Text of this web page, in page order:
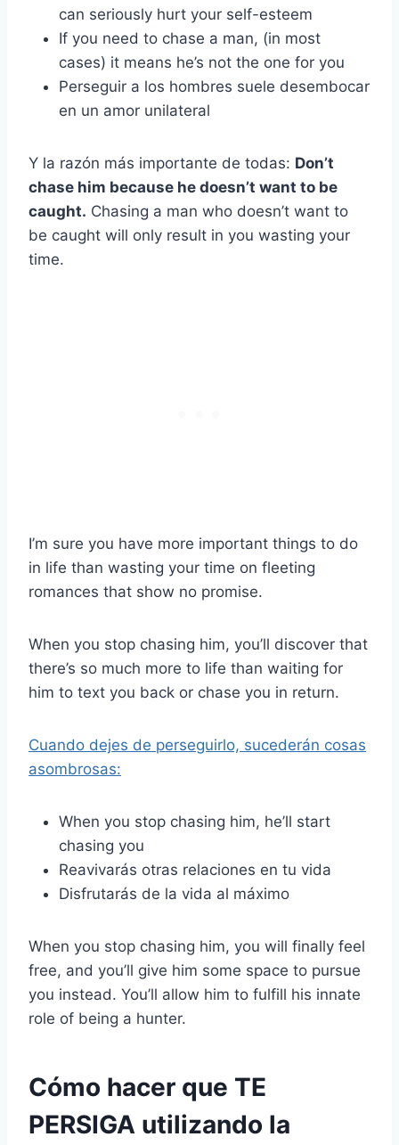
can seriously hurt your self-esteem
If you need to chase a man, (in most
cases) it means he’s not the one for you
Perseguir a los hombres suele desembocar
en un amor unilateral
Y la razón más importante de todas: Don’t
chase him because he doesn’t want to be
caught. Chasing a man who doesn’t want to
be caught will only result in you wasting your
time.
I’m sure you have more important things to do
in life than wasting your time on fleeting
romances that show no promise.
When you stop chasing him, you’ll discover that
there’s so much more to life than waiting for
him to text you back or chase you in return.
Cuando dejes de perseguirlo, sucederán cosas
asombrosas:
When you stop chasing him, he’ll start
chasing you
Reavivarás otras relaciones en tu vida
Disfrutarás de la vida al máximo
When you stop chasing him, you will finally feel
free, and you’ll give him some space to pursue
you instead. You’ll allow him to fulfill his innate
role of being a hunter.
Cómo hacer que TE
PERSIGA utilizando la